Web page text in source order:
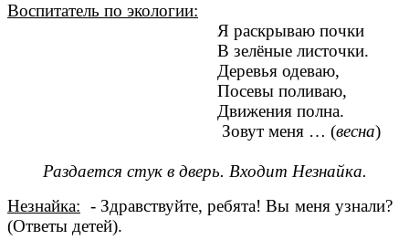
Воспитатель по экологии:
Я раскрываю почки
В зелёные листочки.
Деревья одеваю,
Посевы поливаю,
Движения полна.
Зовут меня … (весна)
Раздается стук в дверь. Входит Незнайка.
Незнайка: - Здравствуйте, ребята! Вы меня узнали?
(Ответы детей).